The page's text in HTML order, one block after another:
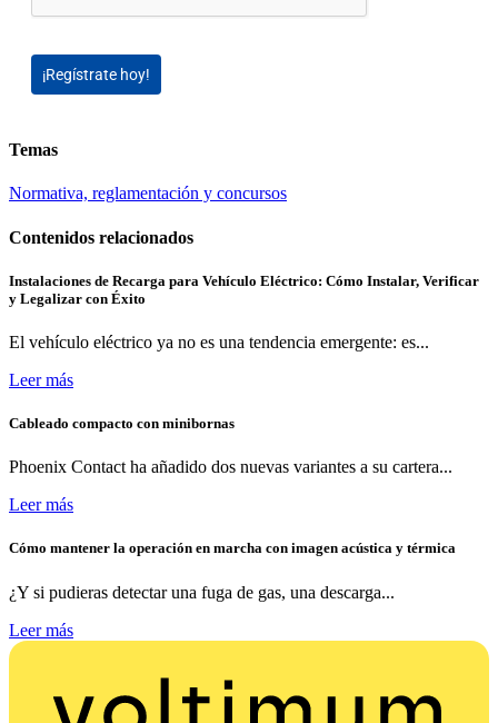
¡Regístrate hoy!
Temas
Normativa, reglamentación y concursos
Contenidos relacionados
Instalaciones de Recarga para Vehículo Eléctrico: Cómo Instalar, Verificar
y Legalizar con Éxito
El vehículo eléctrico ya no es una tendencia emergente: es...
Leer más
Cableado compacto con minibornas
Phoenix Contact ha añadido dos nuevas variantes a su cartera...
Leer más
Cómo mantener la operación en marcha con imagen acústica y térmica
¿Y si pudieras detectar una fuga de gas, una descarga...
Leer más